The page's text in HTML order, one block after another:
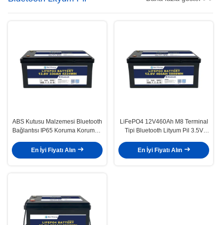
ABS Kutusu Malzemesi Bluetooth
Bağlantısı IP65 Koruma Koruması
Lityum Pil
En İyi Fiyatı Alın
LiFePO4 12V460Ah M8 Terminal
Tipi Bluetooth Lityum Pil 3.5V
Uygulamalar için Sürekli Şarj
Akımı
En İyi Fiyatı Alın